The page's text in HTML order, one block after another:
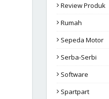
Review Produk
Rumah
Sepeda Motor
Serba-Serbi
Software
Spartpart